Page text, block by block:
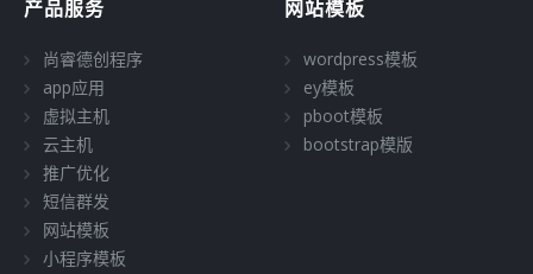
产品服务
尚睿德创程序
app应用
虚拟主机
云主机
推广优化
短信群发
网站模板
小程序模板
网站模板
wordpress模板
ey模板
pboot模板
bootstrap模版